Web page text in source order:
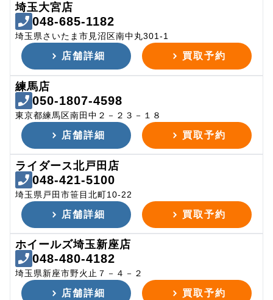
埼玉大宮店
048-685-1182
埼玉県さいたま市見沼区南中丸301-1
店舗詳細 買取予約
練馬店
050-1807-4598
東京都練馬区南田中２－２３－１８
店舗詳細 買取予約
ライダース北戸田店
048-421-5100
埼玉県戸田市笹目北町10-22
店舗詳細 買取予約
ホイールズ埼玉新座店
048-480-4182
埼玉県新座市野火止７－４－２
店舗詳細 買取予約